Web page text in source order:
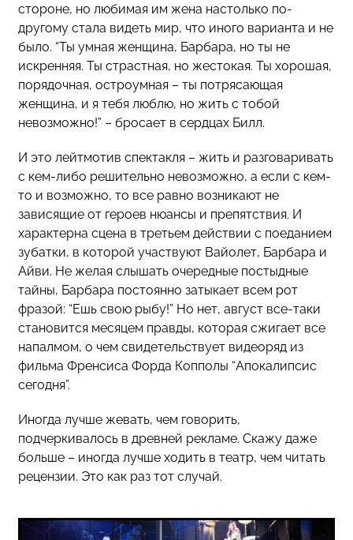
стороне, но любимая им жена настолько по-
другому стала видеть мир, что иного варианта и не
было. “Ты умная женщина, Барбара, но ты не
искренняя. Ты страстная, но жестокая. Ты хорошая,
порядочная, остроумная – ты потрясающая
женщина, и я тебя люблю, но жить с тобой
невозможно!” – бросает в сердцах Билл.
И это лейтмотив спектакля – жить и разговаривать
с кем-либо решительно невозможно, а если с кем-
то и возможно, то все равно возникают не
зависящие от героев нюансы и препятствия. И
характерна сцена в третьем действии с поеданием
зубатки, в которой участвуют Вайолет, Барбара и
Айви. Не желая слышать очередные постыдные
тайны, Барбара постоянно затыкает всем рот
фразой: “Ешь свою рыбу!” Но нет, август все-таки
становится месяцем правды, которая сжигает все
напалмом, о чем свидетельствует видеоряд из
фильма Френсиса Форда Копполы “Апокалипсис
сегодня”.
Иногда лучше жевать, чем говорить,
подчеркивалось в древней рекламе. Скажу даже
больше – иногда лучше ходить в театр, чем читать
рецензии. Это как раз тот случай.